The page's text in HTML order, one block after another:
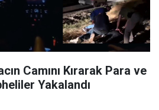
Camını Kırarak Para ve
Yakalandı